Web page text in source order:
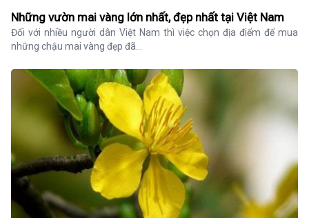
Những vườn mai vàng lớn nhất, đẹp nhất tại Việt Nam
Đối với nhiều người dân Việt Nam thì việc chọn địa điểm để mua
những chậu mai vàng đẹp đã...